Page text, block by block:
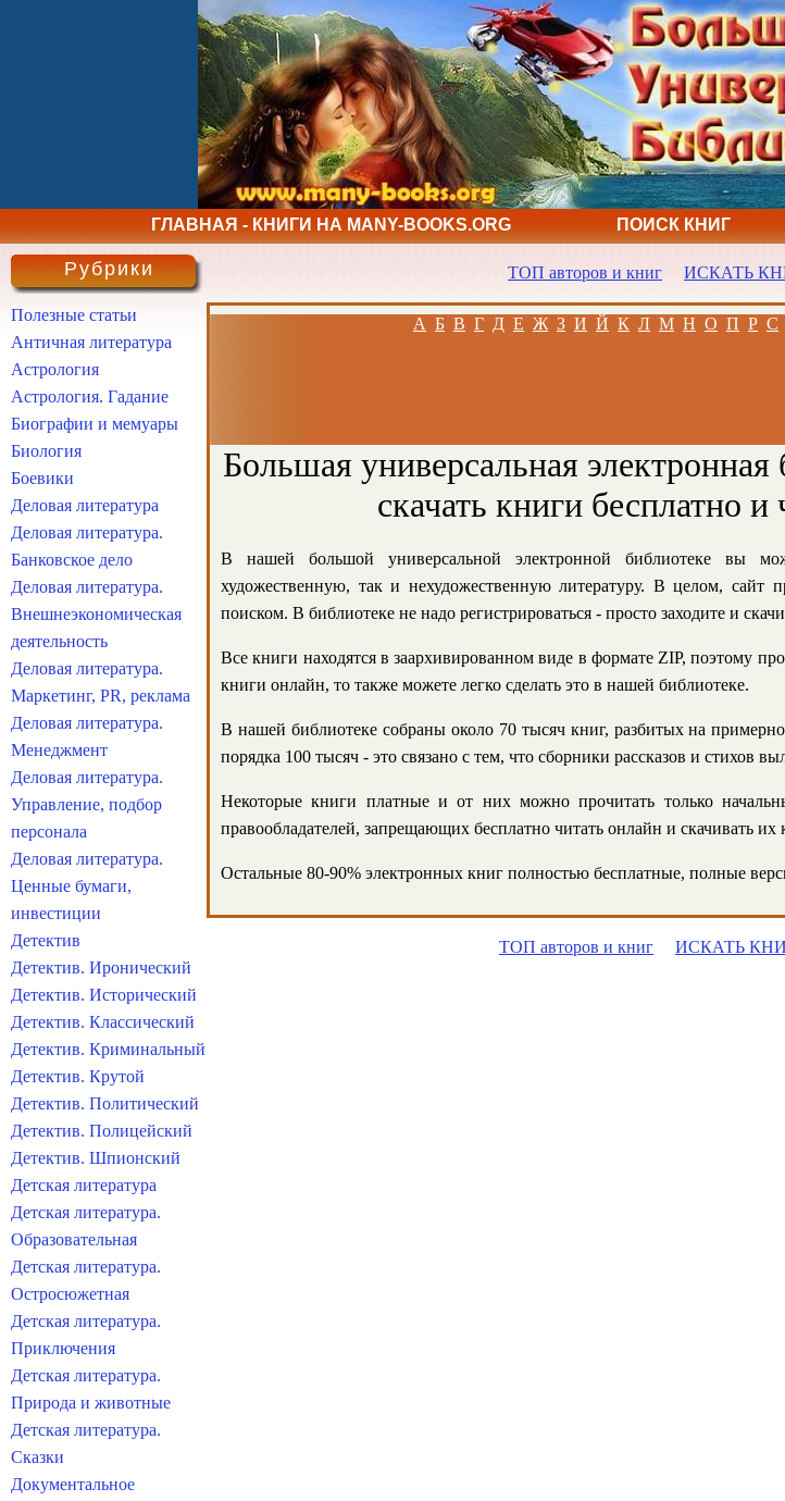
ГЛАВНАЯ - КНИГИ НА MANY-BOOKS.ORG ПОИСК КНИГ
ТОП авторов и книг ИСКАТЬ
А Б В Г Д Е Ж З И Й К Л М Н О П Р С
Большая универсальная
скачать книги бесплатно
В нашей большой универсальной электронной библиотеке вы
художественную, так и нехудожественную литературу. В целом, сайт
поиском. В библиотеке не надо регистрироваться - просто заходите и
Все книги находятся в заархивированном виде в формате ZIP, поэтому
книги онлайн, то также можете легко сделать это в нашей библиотеке.
В нашей библиотеке собраны около 70 тысяч книг, разбитых на
порядка 100 тысяч - это связано с тем, что сборники рассказов и стихов
Некоторые книги платные и от них можно прочитать только
правообладателей, запрещающих бесплатно читать онлайн и скачивать их
Остальные 80-90% электронных книг полностью бесплатные, полные
ТОП авторов и книг ИСКАТЬ
Рубрики
Полезные статьи
Античная литература
Астрология
Астрология. Гадание
Биографии и мемуары
Биология
Боевики
Деловая литература
Деловая литература.
Банковское дело
Деловая литература.
Внешнеэкономическая
деятельность
Деловая литература.
Маркетинг, PR, реклама
Деловая литература.
Менеджмент
Деловая литература.
Управление, подбор
персонала
Деловая литература.
Ценные бумаги,
инвестиции
Детектив
Детектив. Иронический
Детектив. Исторический
Детектив. Классический
Детектив. Криминальный
Детектив. Крутой
Детектив. Политический
Детектив. Полицейский
Детектив. Шпионский
Детская литература
Детская литература.
Образовательная
Детская литература.
Остросюжетная
Детская литература.
Приключения
Детская литература.
Природа и животные
Детская литература.
Сказки
Документальное